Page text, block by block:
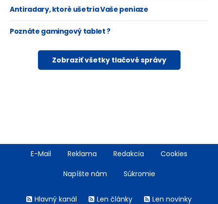
Antiradary, ktoré ušetria Vaše peniaze
Poznáte gamingový tablet ?
Zobraziť všetky tlačové správy
FooterE-Mail Reklama Redakcia Cookies
Napíšte nám Súkromie
Hlavný kanál Len články Len novinky